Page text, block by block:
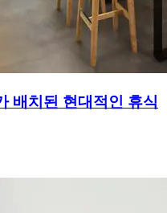
배치된 현대적인 휴식